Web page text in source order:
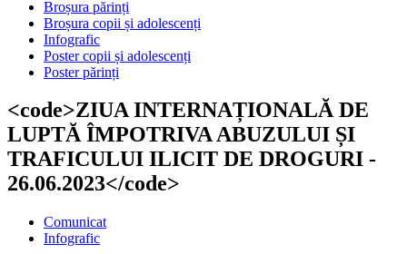
Broșura părinți
Broșura copii și adolescenți
Infografic
Poster copii și adolescenți
Poster părinți
<code>ZIUA INTERNAȚIONALĂ DE
LUPTĂ ÎMPOTRIVA ABUZULUI ȘI
TRAFICULUI ILICIT DE DROGURI -
26.06.2023</code>
Comunicat
Infografic